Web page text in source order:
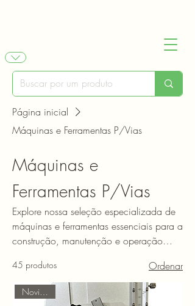
Página inicial
Máquinas e Ferramentas P/Vias
Máquinas e
Ferramentas P/Vias
Explore nossa seleção especializada de
máquinas e ferramentas essenciais para a
construção, manutenção e operação
ferramentas manuais até equipamentos
de medição e controle de última
geração, nossa categoria oferece uma
45 produtos Ordenar